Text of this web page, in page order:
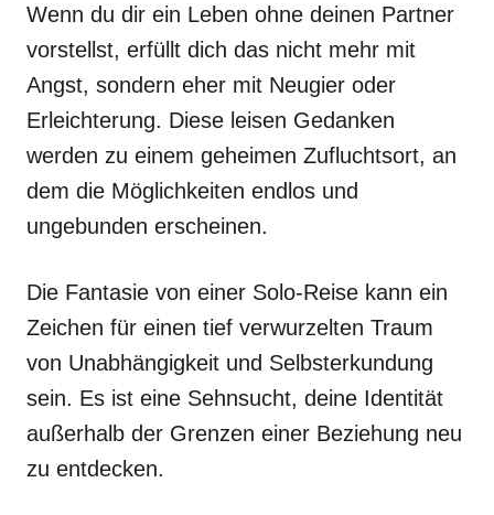
Wenn du dir ein Leben ohne deinen Partner
vorstellst, erfüllt dich das nicht mehr mit
Angst, sondern eher mit Neugier oder
Erleichterung. Diese leisen Gedanken
werden zu einem geheimen Zufluchtsort, an
dem die Möglichkeiten endlos und
ungebunden erscheinen.
Die Fantasie von einer Solo-Reise kann ein
Zeichen für einen tief verwurzelten Traum
von Unabhängigkeit und Selbsterkundung
sein. Es ist eine Sehnsucht, deine Identität
außerhalb der Grenzen einer Beziehung neu
zu entdecken.